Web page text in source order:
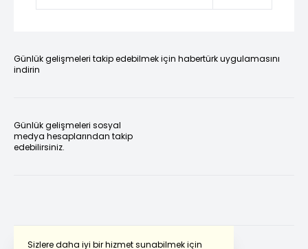
Sizlere daha iyi bir hizmet sunabilmek için
Günlük gelişmeleri takip edebilmek için habertürk uygulamasını
indirin
Günlük gelişmeleri sosyal
medya hesaplarından takip
edebilirsiniz.